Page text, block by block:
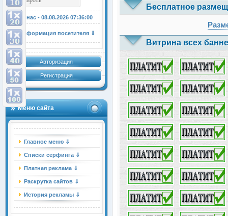
У нас - 08.08.2026 07:36:01
Информация посетителя ⇓
Авторизация
Регистрация
Меню сайта
Главное меню ⇓
Списки серфинга ⇓
Платная реклама ⇓
Раскрутка сайтов ⇓
История рекламы ⇓
Бесплатное
Витрина всех